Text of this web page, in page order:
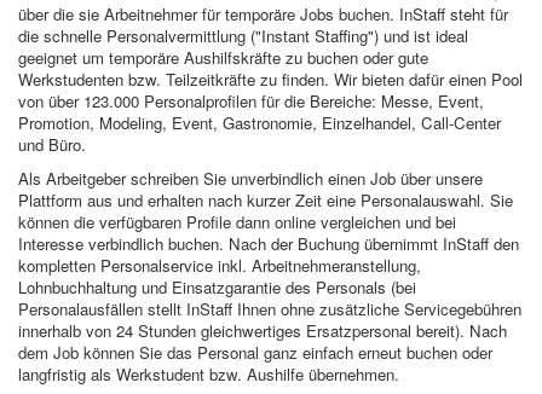
über die sie Arbeitnehmer für temporäre Jobs buchen. InStaff steht für
die schnelle Personalvermittlung ("Instant Staffing") und ist ideal
geeignet um temporäre Aushilfskräfte zu buchen oder gute
Werkstudenten bzw. Teilzeitkräfte zu finden. Wir bieten dafür einen Pool
von über 123.000 Personalprofilen für die Bereiche: Messe, Event,
Promotion, Modeling, Event, Gastronomie, Einzelhandel, Call-Center
und Büro.
Als Arbeitgeber schreiben Sie unverbindlich einen Job über unsere
Plattform aus und erhalten nach kurzer Zeit eine Personalauswahl. Sie
können die verfügbaren Profile dann online vergleichen und bei
Interesse verbindlich buchen. Nach der Buchung übernimmt InStaff den
kompletten Personalservice inkl. Arbeitnehmeranstellung,
Lohnbuchhaltung und Einsatzgarantie des Personals (bei
Personalausfällen stellt InStaff Ihnen ohne zusätzliche Servicegebühren
innerhalb von 24 Stunden gleichwertiges Ersatzpersonal bereit). Nach
dem Job können Sie das Personal ganz einfach erneut buchen oder
langfristig als Werkstudent bzw. Aushilfe übernehmen.